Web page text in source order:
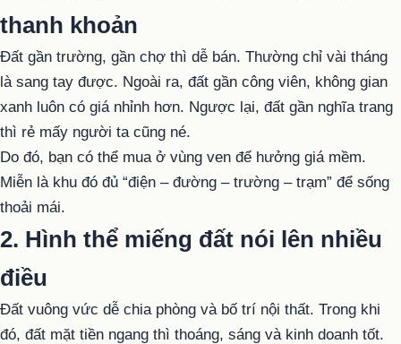
thanh khoản
Đất gần trường, gần chợ thì dễ bán. Thường chỉ vài tháng
là sang tay được. Ngoài ra, đất gần công viên, không gian
xanh luôn có giá nhỉnh hơn. Ngược lại, đất gần nghĩa trang
thì rẻ mấy người ta cũng né.
Do đó, bạn có thể mua ở vùng ven để hưởng giá mềm.
Miễn là khu đó đủ “điện – đường – trường – trạm” để sống
thoải mái.
2. Hình thể miếng đất nói lên nhiều
điều
Đất vuông vức dễ chia phòng và bố trí nội thất. Trong khi
đó, đất mặt tiền ngang thì thoáng, sáng và kinh doanh tốt.